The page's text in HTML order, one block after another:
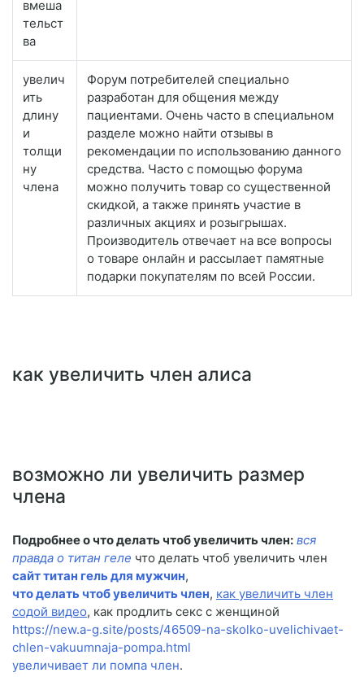
вмеша
тельст
ва
увелич
ить
длину
и
толщи
ну
члена
Форум потребителей специально
разработан для общения между
пациентами. Очень часто в специальном
разделе можно найти отзывы в
рекомендации по использованию данного
средства. Часто с помощью форума
можно получить товар со существенной
скидкой, а также принять участие в
различных акциях и розыгрышах.
Производитель отвечает на все вопросы
о товаре онлайн и рассылает памятные
подарки покупателям по всей России.
как увеличить член алиса
возможно ли увеличить размер
члена
Подробнее о что делать чтоб увеличить член: вся
правда о титан геле что делать чтоб увеличить член
сайт титан гель для мужчин,
что делать чтоб увеличить член, как увеличить член
содой видео, как продлить секс с женщиной
https://new.a-g.site/posts/46509-na-skolko-uvelichivaet-
chlen-vakuumnaja-pompa.html
увеличивает ли помпа член.